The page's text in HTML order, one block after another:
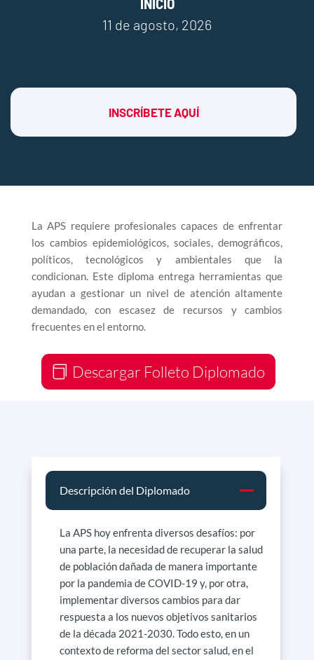
11 de agosto, 2026
INSCRÍBETE AQUÍ
La APS requiere profesionales capaces de enfrentar
los cambios epidemiológicos, sociales, demográficos,
políticos, tecnológicos y ambientales que la
condicionan. Este diploma entrega herramientas que
ayudan a gestionar un nivel de atención altamente
demandado, con escasez de recursos y cambios
frecuentes en el entorno.
Descargar Folleto Diplomado
Descripción del Diplomado
La APS hoy enfrenta diversos desafíos: por
una parte, la necesidad de recuperar la salud
de población dañada de manera importante
por la pandemia de COVID-19 y, por otra,
implementar diversos cambios para dar
respuesta a los nuevos objetivos sanitarios
de la década 2021-2030. Todo esto, en un
contexto de reforma del sector salud, en el